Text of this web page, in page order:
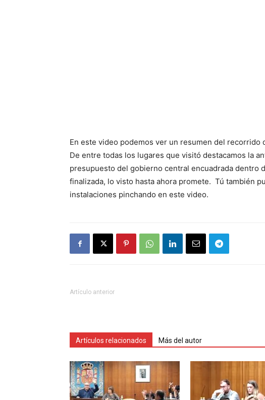
En este video podemos ver un resumen del recorrido
De entre todas los lugares que visitó destacamos la
presupuesto del gobierno central encuadrada dentro
finalizada, lo visto hasta ahora promete. Tú también
instalaciones pinchando en este video.
Artículo anterior
Artículos relacionados Más del autor